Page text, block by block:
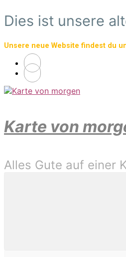
Zum
Hauptinhalt
Dies ist unsere
Unsere neue Website findest du
Karte von
Alles Gute auf einer